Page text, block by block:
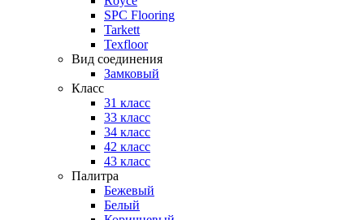
SPC Flooring
Tarkett
Texfloor
Вид соединения
Замковый
Класс
31 класс
33 класс
34 класс
42 класс
43 класс
Палитра
Бежевый
Белый